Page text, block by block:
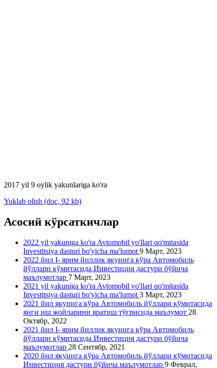
2017 yil 9 oylik yakunlariga ko'ra
Yuklab olish (doc, 92 kb)
Асосий кўрсаткичлар
2022 yil yakuniga ko'ra Avtomobil yo'llari qo'mitasida
Investitsiya dasturi bo'yicha ma'lumot 9 Март, 2023
2022 йил I- ярим йиллик якунига кўра Автомобиль
йўллари кўмитасида Инвестиция дастури бўйича
маълумотлар 7 Март, 2023
2021 yil yakuniga ko'ra Avtomobil yo'llari qo'mitasida
Investitsiya dasturi bo'yicha ma'lumot 3 Март, 2023
2021 йил якунига кўра Автомобиль йўллари қўмитасида
янги иш жойларини яратиш тўғрисида маълумот 28
Октябр, 2022
2021 йил I- ярим йиллик якунига кўра Автомобиль
йўллари кўмитасида Инвестиция дастури бўйича
маълумотлар 28 Сентябр, 2021
2020 йил якунига кўра Автомобиль йўллари кўмитасида
Инвестиция дастури бўйича маълумотлар 9 Феврал,